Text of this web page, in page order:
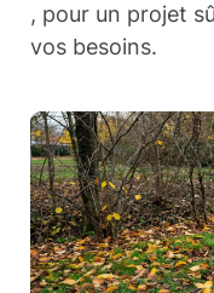
, pour un projet
vos besoins.